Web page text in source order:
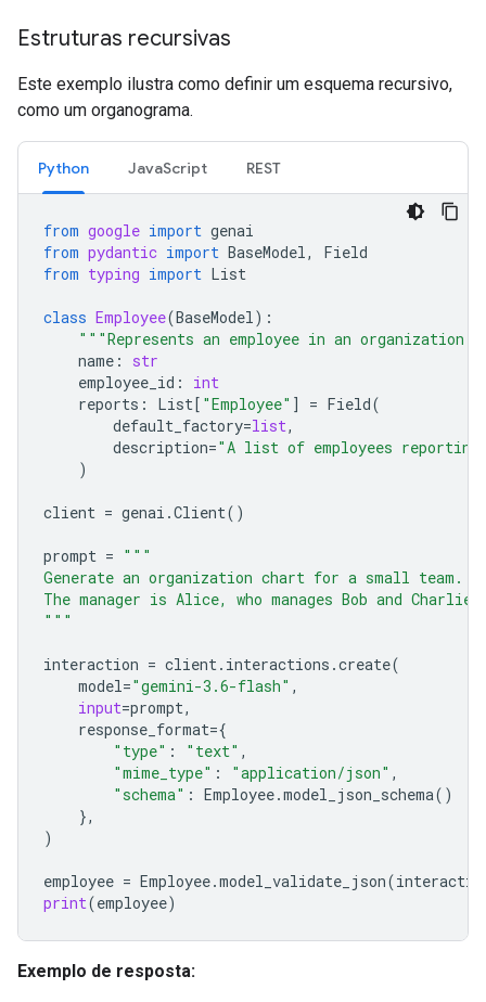
Estruturas recursivas
Este exemplo ilustra como definir um esquema recursivo,
como um organograma.
Python JavaScript REST
from google import genai
from pydantic import BaseModel,
Field
from typing import List
class Employee(BaseModel):
"""Represents an employee in an
name :
str
employee_id :
int
reports : List[ "Employee" ] = Field(
default_factory=list,
description="A list of employees
)
client = genai .Client()
prompt = """
Generate an organization chart for a small team.
The manager is Alice, who manages Bob and Charlie.
"""
interaction = client. interactions .create(
model="gemini-3.6-flash" ,
input=prompt,
response_format={
"type" : "text" ,
"mime_type" : "application/json" ,
"schema" : Employee.model_json_schema()
},
)
employee = Employee.model_validate_json(
print(employee)
Exemplo de resposta: